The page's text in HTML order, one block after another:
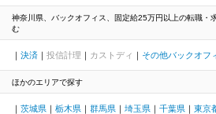
神奈川県、バックオフィス、固定給25万円以上の転職・
む
決済 投信計理 カストディ その他バックオフ
ほかのエリアで探す
茨城県 栃木県 群馬県 埼玉県 千葉県 東京